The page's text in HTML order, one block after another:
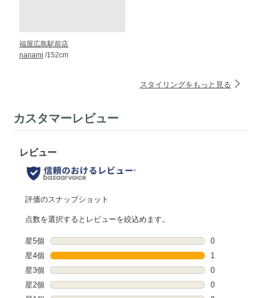
福屋広島駅前店
nanami /152cm
スタイリングをもっと見る
カスタマーレビュー